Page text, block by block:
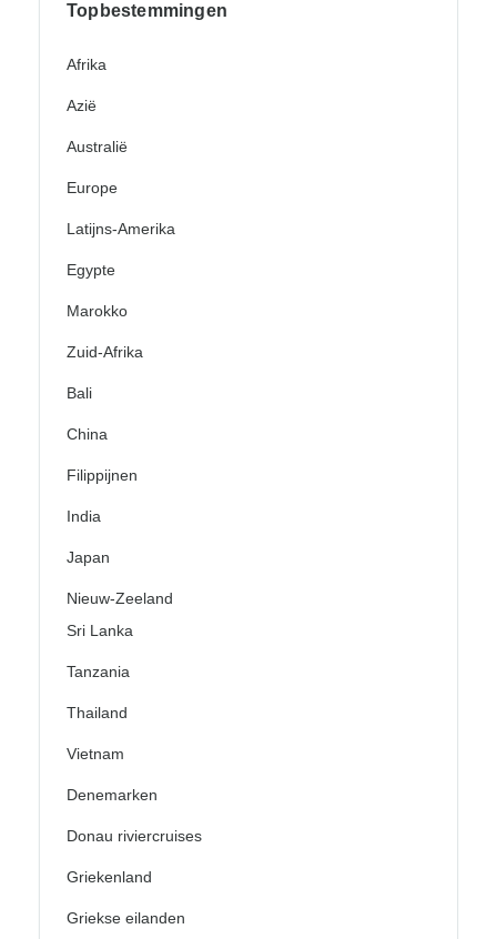
Topbestemmingen
Afrika
Azië
Australië
Europe
Latijns-Amerika
Egypte
Marokko
Zuid-Afrika
Bali
China
Filippijnen
India
Japan
Nieuw-Zeeland
Sri Lanka
Tanzania
Thailand
Vietnam
Denemarken
Donau riviercruises
Griekenland
Griekse eilanden